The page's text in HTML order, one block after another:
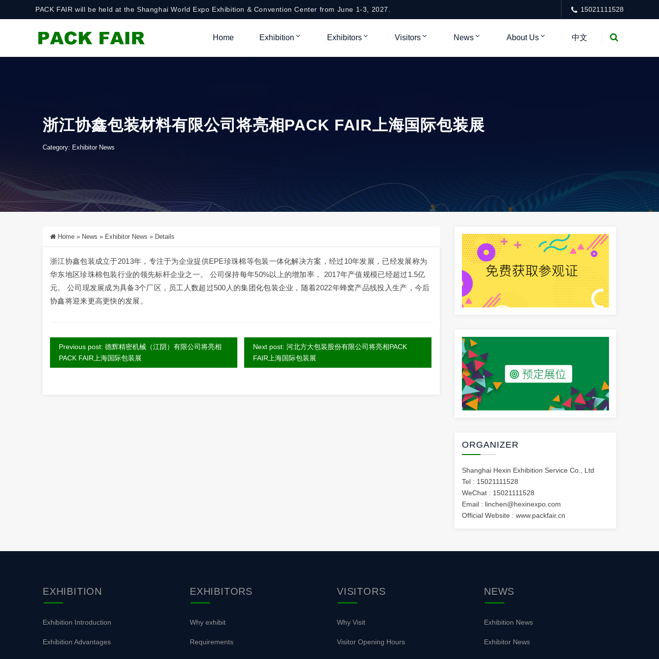
PACK FAIR will be held at the Shanghai World Expo Exhibition & Convention Center from June 1-3, 2027. 15021111528
Home Exhibition Exhibitors Visitors News About Us 中文
浙江协鑫包装材料有限公司将亮相PACK FAIR上海国际包装展
Category: Exhibitor News
Home » News » Exhibitor News » Details
浙江协鑫包装成立于2013年，专注于为企业提供EPE珍珠棉等包装一体化解决方案，经过10年发展，已经发展称为
华东地区珍珠棉包装行业的领先标杆企业之一。 公司保持每年50%以上的增加率， 2017年产值规模已经超过1.5亿
元。 公司现发展成为具备3个厂区，员工人数超过500人的集团化包装企业，随着2022年蜂窝产品线投入生产，今后
协鑫将迎来更高更快的发展。
Previous post: 德辉精密机械（江阴）有限公司将亮相
PACK FAIR上海国际包装展
Next post: 河北方大包装股份有限公司将亮相PACK
FAIR上海国际包装展
ORGANIZER
Shanghai Hexin Exhibition Service Co., Ltd
Tel : 15021111528
WeChat : 15021111528
Email : linchen@hexinexpo.com
Official Website : www.packfair.cn
EXHIBITION
Exhibition Introduction
Exhibition Advantages
EXHIBITORS
Why exhibit
Requirements
VISITORS
Why Visit
Visitor Opening Hours
NEWS
Exhibition News
Exhibitor News